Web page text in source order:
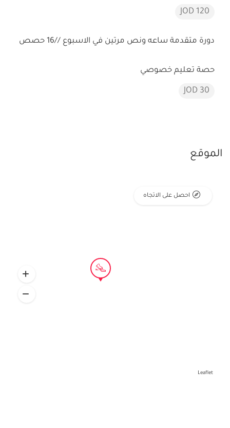
120 JOD
دورة متقدمة ساعه ونص مرتين في الاسبوع //16 حصص
حصة تعليم خصوصي
30 JOD
الموقع
Leaflet
احصل على الاتجاه